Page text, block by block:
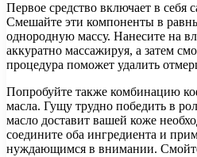
Первое средство включает в себя
Смешайте эти компоненты в
однородную массу. Нанесите на
аккуратно массажируя, а затем
процедура поможет удалить
Попробуйте также комбинацию
масла. Гущу трудно победить в
масло доставит вашей коже
соедините оба ингредиента и
нуждающимся в внимании. Смойте